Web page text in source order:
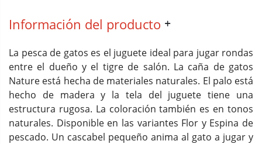
Información del producto
La pesca de gatos es el juguete ideal para jugar rondas
entre el dueño y el tigre de salón. La caña de gatos
Nature está hecha de materiales naturales. El palo está
hecho de madera y la tela del juguete tiene una
estructura rugosa. La coloración también es en tonos
naturales. Disponible en las variantes Flor y Espina de
pescado. Un cascabel pequeño anima al gato a jugar y